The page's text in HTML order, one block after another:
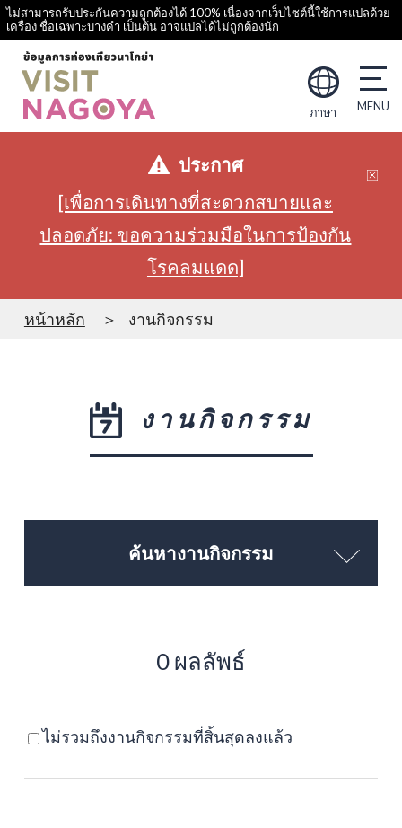
ไม่สามารถรับประกันความถูกต้องได้ 100% เนื่องจากเว็บไซต์นี้ใช้การแปลด้วย
เครื่อง ชื่อเฉพาะบางคำ เป็นต้น อาจแปลได้ไม่ถูกต้องนัก
ภาษา
ประกาศ
[เพื่อการเดินทางที่สะดวกสบายและ
ปลอดภัย: ขอความร่วมมือในการป้องกัน
โรคลมแดด]
หน้าหลัก งานกิจกรรม
งานกิจกรรม
ค้นหางานกิจกรรม
0 ผลลัพธ์
ไม่รวมถึงงานกิจกรรมที่สิ้นสุดลงแล้ว